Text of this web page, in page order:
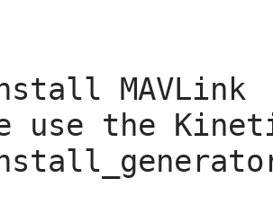
MAVLink
use the